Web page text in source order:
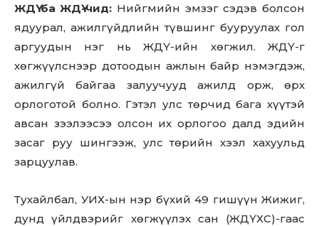
ЖДҮ ба ЖДҮ-чид: Нийгмийн эмзэг сэдэв болсон
ядуурал, ажилгүйдлийн түвшинг бууруулах гол
аргуудын нэг нь ЖДҮ-ийн хөгжил. ЖДҮ-г
хөгжүүлснээр дотоодын ажлын байр нэмэгдэж,
ажилгүй байгаа залуучууд ажилд орж, өрх
орлоготой болно. Гэтэл улс төрчид бага хүүтэй
авсан зээлээсээ олсон их орлогоо далд эдийн
засаг руу шингээж, улс төрийн хээл хахуульд
зарцуулав.
Тухайлбал, УИХ-ын нэр бүхий 49 гишүүн Жижиг,
дунд үйлдвэрийг хөгжүүлэх сан (ЖДҮХС)-гаас